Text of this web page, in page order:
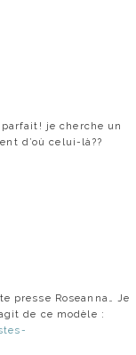
je cherche un
d’où celui-là??
presse Roseanna… Je
de ce modèle :